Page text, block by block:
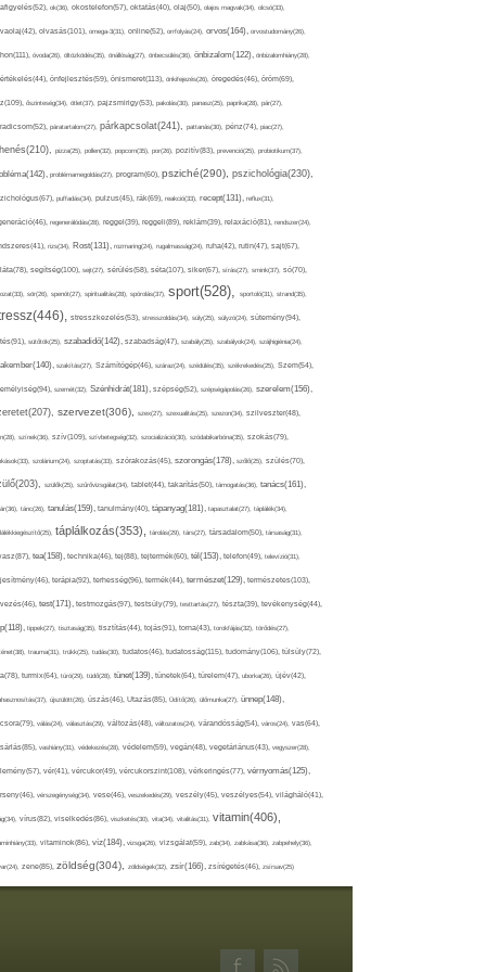
ok(36), okostelefon(57), oktatás(40), olaj(50), olajos magvak(34), olcsó(33),
olvasás(101), omega-3(31), online(52), orrfolyás(24), orvos(164), orvostudomány(26),
óvoda(26), öltözködés(35), önállóság(27), önbecsülés(36), önbizalom(122), önbizalomhiány(28),
önfejlesztés(59), önismeret(113), önkifejezés(26), öregedés(46), öröm(69),
őszinteség(34), ötlet(37), pajzsmirigy(53), pakolás(30), panasz(25), paprika(28), pár(27),
páratartalom(27), párkapcsolat(241), pattanás(30), pénz(74), piac(27),
pizza(25), pollen(32), popcorn(35), por(26), pozitív(83), prevenció(25), probiotikum(37),
problémamegoldás(27), program(60), psziché(290), pszichológia(230),
puffadás(34), pulzus(45), rák(69), reakció(33), recept(131), reflux(31),
regenerálódás(28), reggel(39), reggeli(89), reklám(39), relaxáció(81), rendszer(24),
rizs(34), Rost(131), rozmaring(24), rugalmasság(24), ruha(42), rutin(47), sajt(67),
segítség(100), sejt(27), sérülés(58), séta(107), siker(67), sírás(27), smink(37), só(70),
sör(26), spenót(27), spiritualitás(28), spórolás(37), sport(528), sportoló(31), strand(35),
stresszkezelés(53), stresszoldás(34), súly(25), súlyzó(24), sütemény(94),
sütőtök(25), szabadidő(142), szabadság(47), szabály(25), szabályok(24), szájhigiénia(24),
szakítás(27), Számítógép(46), száraz(24), szédülés(35), székrekedés(25), Szem(54),
szemét(32), Szénhidrát(181), szépség(52), szépségápolás(26), szerelem(156),
szervezet(306), szex(27), szexualitás(25), szezon(34), szilveszter(48),
színek(36), szív(109), szívbetegség(32), szocializáció(30), szódabikarbóna(35), szokás(79),
szolárium(24), szoptatás(33), szórakozás(45), szorongás(178), szőlő(25), szülés(70),
szülők(25), szűrővizsgálat(34), tablet(44), takarítás(50), támogatás(36), tanács(161),
tánc(26), tanulás(159), tanulmány(40), tápanyag(181), tapasztalat(27), táplálék(34),
táplálkozás(353), tárolás(29), társ(27), társadalom(50), társaság(31),
tea(158), technika(46), tej(88), tejtermék(60), tél(153), telefon(49), televízió(31),
terápia(92), terhesség(96), termék(44), természet(129), természetes(103),
test(171), testmozgás(97), testsúly(79), testtartás(27), tészta(39), tevékenység(44),
tippek(27), tisztaság(35), tisztítás(44), tojás(91), torna(43), torokfájás(32), törődés(27),
trauma(31), trükk(25), tudás(30), tudatos(46), tudatosság(115), tudomány(106), túlsúly(72),
turmix(64), túró(29), tüdő(28), tünet(139), tünetek(64), türelem(47), uborka(26), újév(42),
újszülött(26), úszás(46), Utazás(85), Üdítő(26), ülőmunka(27), ünnep(148),
válás(24), választás(29), változás(48), változatos(24), várandósság(54), város(24), vas(64),
vashiány(31), védekezés(28), védelem(59), vegán(48), vegetáriánus(43), vegyszer(28),
vér(41), vércukor(49), vércukorszint(108), vérkeringés(77), vérnyomás(125),
vérszegénység(34), vese(46), veszekedés(29), veszély(45), veszélyes(54), világháló(41),
vírus(82), viselkedés(86), viszketés(30), vita(34), vitalitás(31), vitamin(406),
vitaminok(86), víz(184), vizsga(26), vizsgálat(59), zab(34), zabkása(36), zabpehely(36),
zene(85), zöldség(304), zöldségek(32), zsír(166), zsírégetés(46), zsírsav(25)